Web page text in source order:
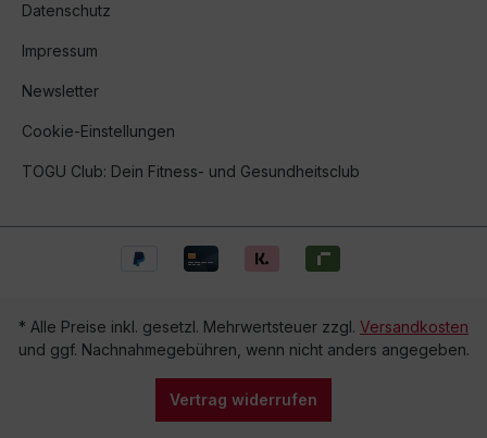
Datenschutz
Impressum
Newsletter
Cookie-Einstellungen
TOGU Club: Dein Fitness- und Gesundheitsclub
* Alle Preise inkl. gesetzl. Mehrwertsteuer zzgl. Versandkosten
und ggf. Nachnahmegebühren, wenn nicht anders angegeben.
Vertrag widerrufen